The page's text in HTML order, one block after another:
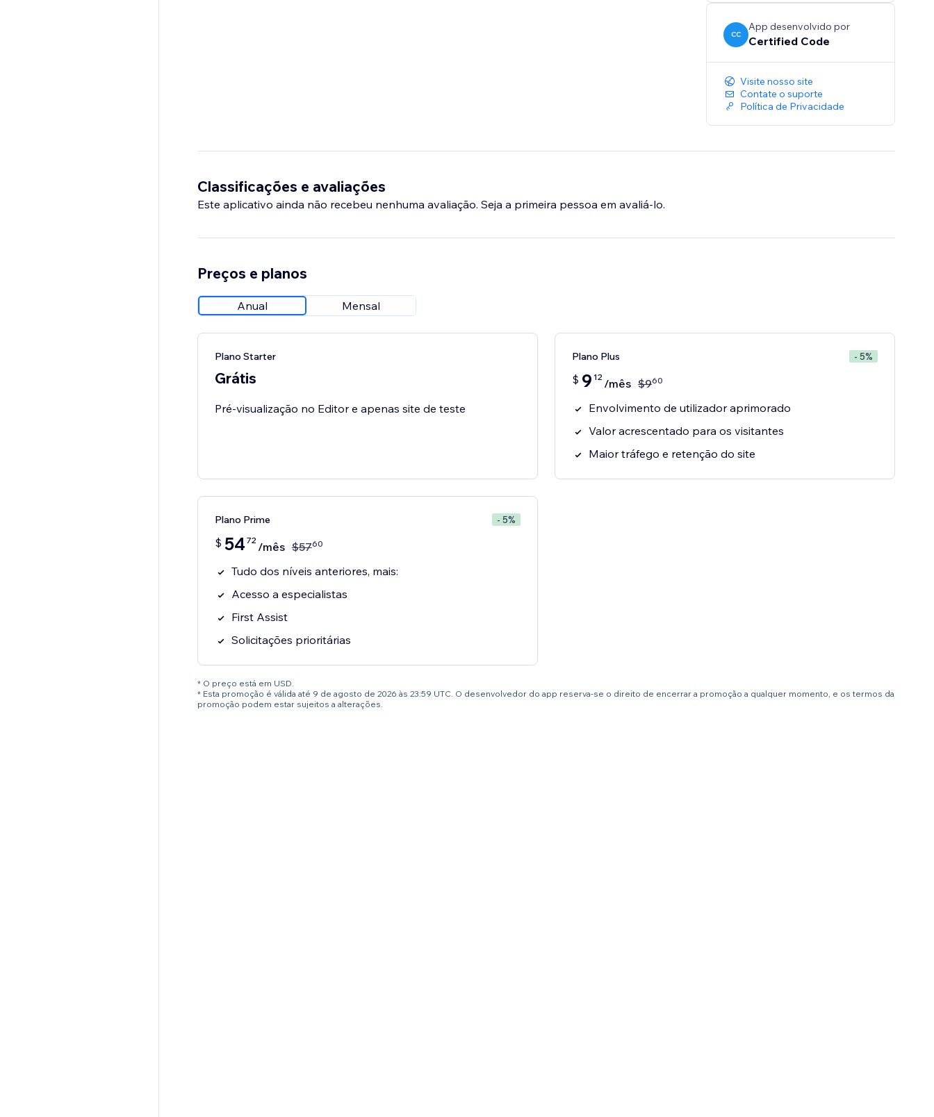
CC
App desenvolvido por
Certified Code
Visite nosso site
Contate o suporte
Política de Privacidade
Classificações e avaliações
Este aplicativo ainda não recebeu nenhuma avaliação. Seja a primeira pessoa em avaliá-lo.
Preços e planos
Anual Mensal
Plano Starter
Grátis
Pré-visualização no Editor e apenas site de teste
Plano Plus - 5%
$ 9 12 /mês $960
Envolvimento de utilizador aprimorado
Valor acrescentado para os visitantes
Maior tráfego e retenção do site
Plano Prime - 5%
$ 54 72 /mês $5760
Tudo dos níveis anteriores, mais:
Acesso a especialistas
First Assist
Solicitações prioritárias
* O preço está em USD.
* Esta promoção é válida até 9 de agosto de 2026 às 23:59 UTC. O desenvolvedor do app reserva-se o direito de encerrar a promoção a qualquer momento, e os termos da
promoção podem estar sujeitos a alterações.